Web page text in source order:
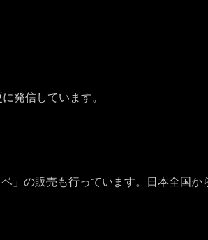
発信しています。
の販売も行っています。日本全国